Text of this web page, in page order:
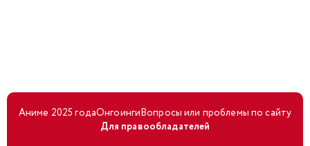
Аниме 2025 годаОнгоингиВопросы или проблемы по сайту
Для правообладателей